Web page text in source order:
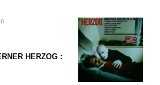
HERZOG :